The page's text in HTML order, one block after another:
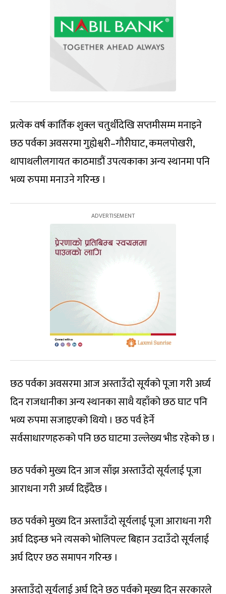
प्रत्येक वर्ष कार्तिक शुक्ल चतुर्थीदेखि सप्तमीसम्म मनाइने
छठ पर्वका अवसरमा गुह्येश्वरी–गौरीघाट, कमलपोखरी,
थापाथलीलगायत काठमाडौं उपत्यकाका अन्य स्थानमा पनि
भव्य रुपमा मनाउने गरिन्छ ।
छठ पर्वका अवसरमा आज अस्ताउँदो सूर्यको पूजा गरी अर्घ्य
दिन राजधानीका अन्य स्थानका साथै यहाँको छठ घाट पनि
भव्य रुपमा सजाइएको थियो । छठ पर्व हेर्ने
सर्वसाधारणहरुको पनि छठ घाटमा उल्लेख्य भीड रहेको छ ।
छठ पर्वको मुख्य दिन आज साँझ अस्ताउँदो सूर्यलाई पूजा
आराधना गरी अर्घ्य दिइँदैछ ।
छठ पर्वको मुख्य दिन अस्ताउँदो सूर्यलाई पूजा आराधना गरी
अर्घ दिइन्छ भने त्यसको भोलिपल्ट बिहान उदाउँदो सूर्यलाई
अर्घ दिएर छठ समापन गरिन्छ ।
अस्ताउँदो सूर्यलाई अर्घ दिने छठ पर्वको मुख्य दिन सरकारले